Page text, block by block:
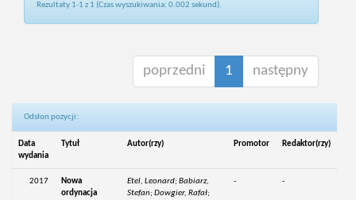
Rezultaty 1-1 z 1 (Czas wyszukiwania: 0.002 sekund).
poprzedni 1 następny
Odsłon pozycji:
Data
wydania
Tytuł Autor(rzy) Promotor Redaktor(rzy)
2017
Nowa
ordynacja
Etel, Leonard; Babiarz,
Stefan; Dowgier, Rafał;
- -